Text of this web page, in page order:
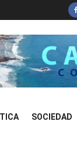
SOCIEDAD